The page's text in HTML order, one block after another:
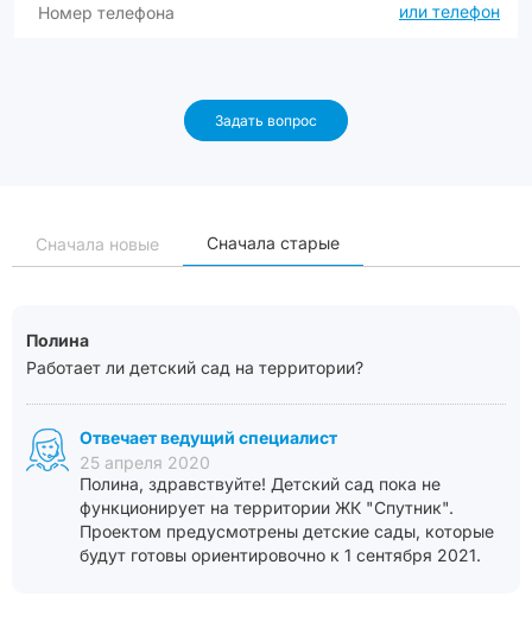
или телефон
Задать вопрос
Сначала новые Сначала старые
Полина
Работает ли детский сад на территории?
Отвечает ведущий специалист
25 апреля 2020
Полина, здравствуйте! Детский сад пока не
функционирует на территории ЖК "Спутник".
Проектом предусмотрены детские сады, которые
будут готовы ориентировочно к 1 сентября 2021.